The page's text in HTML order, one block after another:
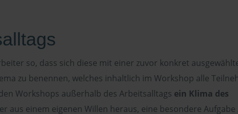
so, dass sich diese mit einer zuvor konkret
zu benennen, welches inhaltlich im Workshop alle
Workshops außerhalb des Arbeitsalltags ein Klima des
aus einem eigenen Willen heraus, eine besondere Aufgabe